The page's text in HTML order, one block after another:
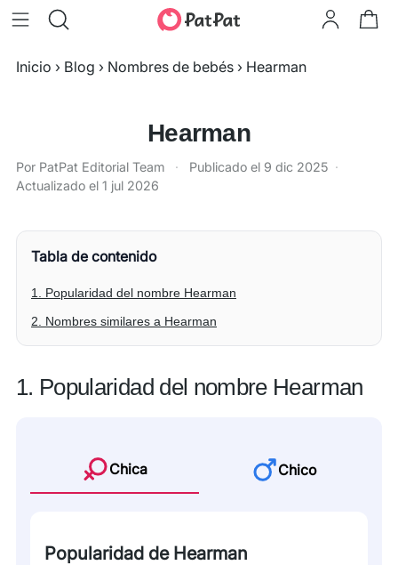
Inicio › Blog › Nombres de bebés › Hearman
Hearman
Por PatPat Editorial Team · Publicado el 9 dic 2025 ·
Actualizado el 1 jul 2026
Tabla de contenido
1. Popularidad del nombre Hearman
2. Nombres similares a Hearman
1. Popularidad del nombre Hearman
Chica Chico
Popularidad de Hearman